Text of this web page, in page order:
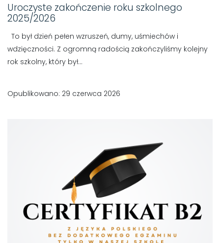
Uroczyste zakończenie roku szkolnego
2025/2026
To był dzień pełen wzruszeń, dumy, uśmiechów i
wdzięczności. Z ogromną radością zakończyliśmy kolejny
rok szkolny, który był...
Opublikowano: 29 czerwca 2026